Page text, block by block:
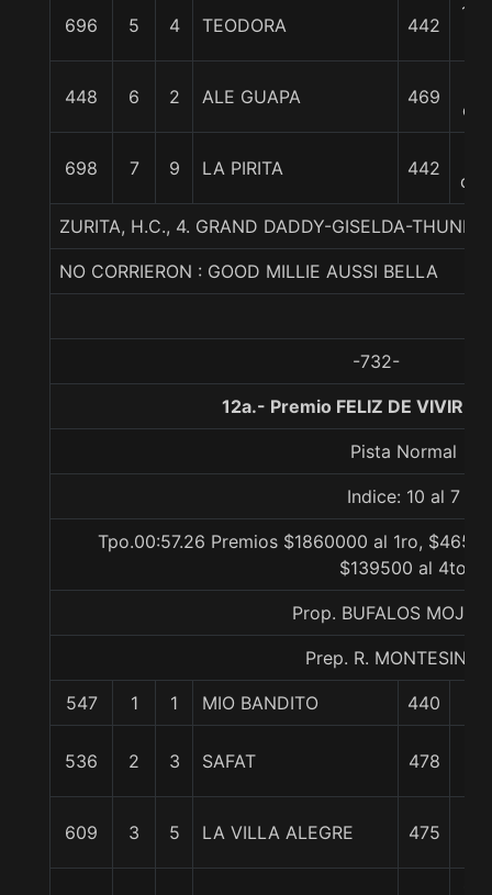
696 5 4 TEODORA 442
1
448 6 2 ALE GUAPA 469
698 7 9 LA PIRITA 442
ZURITA, H.C., 4. GRAND DADDY-GISELDA-
NO CORRIERON : GOOD MILLIE AUSSI BELLA
-732-
12a.- Premio FELIZ DE VIVIR,
Pista Normal
Indice: 10 al 7
Tpo.00:57.26 Premios $1860000 al 1ro,
$139500 al 4to
Prop. BUFALOS
Prep. R. MONTESINO
547 1 1 MIO BANDITO 440
536 2 3 SAFAT 478
609 3 5 LA VILLA ALEGRE 475